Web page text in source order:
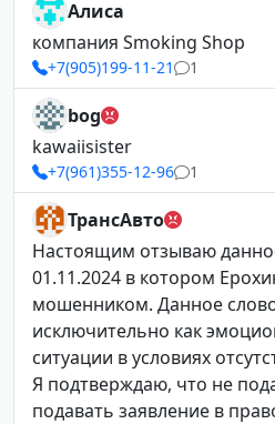
Алиса
компания Smoking Shop
+7(905)199-11-21 1
bog
kawaiisister
+7(961)355-12-96 1
ТрансАвто
Настоящим отзываю
01.11.2024 в котором
мошенником. Данное
исключительно как
ситуации в условиях
Я подтверждаю, что не
подавать заявление в